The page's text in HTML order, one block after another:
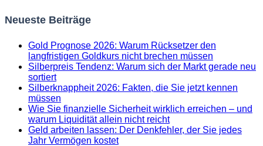
Neueste Beiträge
Gold Prognose 2026: Warum Rücksetzer den
langfristigen Goldkurs nicht brechen müssen
Silberpreis Tendenz: Warum sich der Markt gerade neu
sortiert
Silberknappheit 2026: Fakten, die Sie jetzt kennen
müssen
Wie Sie finanzielle Sicherheit wirklich erreichen – und
warum Liquidität allein nicht reicht
Geld arbeiten lassen: Der Denkfehler, der Sie jedes
Jahr Vermögen kostet